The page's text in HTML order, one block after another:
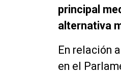
principal
alternativa
En relación
en el